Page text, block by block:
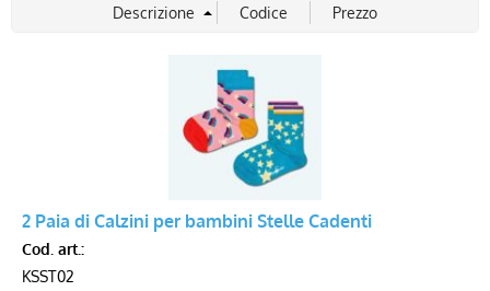
Abbigliamento
Blog
Voucher
2 Paia di Calzini per bambini Stelle Cadenti
Cod. art.:
KSST02